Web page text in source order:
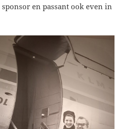
en passant ook even in